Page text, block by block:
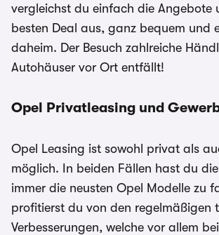
vergleichst du einfach die Angebote
besten Deal aus, ganz bequem und
daheim. Der Besuch zahlreiche
Autohäuser vor Ort entfällt!
Opel Privatleasing und
Opel Leasing ist sowohl privat als
möglich. In beiden Fällen hast du
immer die neusten Opel Modelle zu
profitierst du von den regelmäßigen
Verbesserungen, welche vor allem bei